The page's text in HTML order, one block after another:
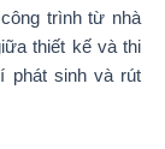
trình từ nhà
thiết kế và thi
phát sinh và rút